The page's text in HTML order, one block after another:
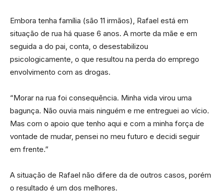
Embora tenha família (são 11 irmãos), Rafael está em
situação de rua há quase 6 anos. A morte da mãe e em
seguida a do pai, conta, o desestabilizou
psicologicamente, o que resultou na perda do emprego
envolvimento com as drogas.
“Morar na rua foi consequência. Minha vida virou uma
bagunça. Não ouvia mais ninguém e me entreguei ao vício.
Mas com o apoio que tenho aqui e com a minha força de
vontade de mudar, pensei no meu futuro e decidi seguir
em frente.”
A situação de Rafael não difere da de outros casos, porém
o resultado é um dos melhores.